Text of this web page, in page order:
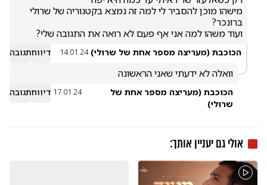
ועוד משהו למה אני אף פעם לא רואה את התגובה שלי?
הכוכבת (מעריצה מספר אחת של שרולי) 14.01.24 דיווחתגובה
וואלה לא ידעתי שאני הראשונה
הכוכבת (מעריצה מספר אחת של
שרולי)
17.01.24 דיווחתגובה
אולי גם יעניין אותך: